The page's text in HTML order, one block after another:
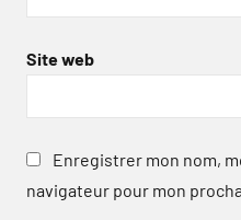
Site web
Enregistrer mon nom,
navigateur pour mon